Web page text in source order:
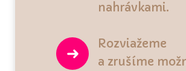
nahrávkami.
Rozviažeme
a zrušíme